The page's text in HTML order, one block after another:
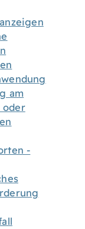
am
oder
-